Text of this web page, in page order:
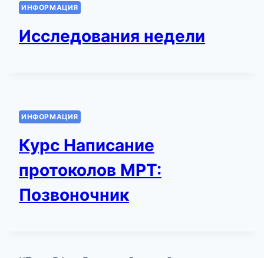
ИНФОРМАЦИЯ
Исследования недели
ИНФОРМАЦИЯ
Курс Написание
протоколов МРТ:
Позвоночник